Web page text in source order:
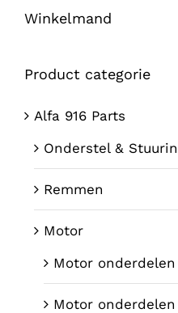
Winkelmand
Product categorie
Alfa 916 Parts
Onderstel &
Remmen
Motor
Motor onderdelen
Motor